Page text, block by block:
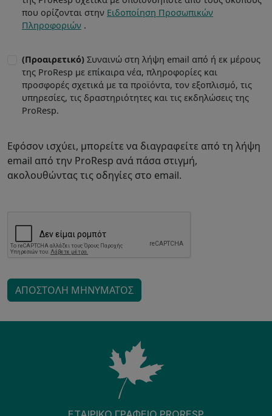
που ορίζονται στην Ειδοποίηση Προσωπικών
Πληροφοριών .
(Προαιρετικό) Συναινώ στη λήψη email από ή εκ μέρους
της ProResp με επίκαιρα νέα, πληροφορίες και
προσφορές σχετικά με τα προϊόντα, τον εξοπλισμό, τις
υπηρεσίες, τις δραστηριότητες και τις εκδηλώσεις της
ProResp.
Εφόσον ισχύει, μπορείτε να διαγραφείτε από τη λήψη
email από την ProResp ανά πάσα στιγμή,
ακολουθώντας τις οδηγίες στο email.
ΑΠΟΣΤΟΛΉ ΜΗΝΎΜΑΤΟΣ